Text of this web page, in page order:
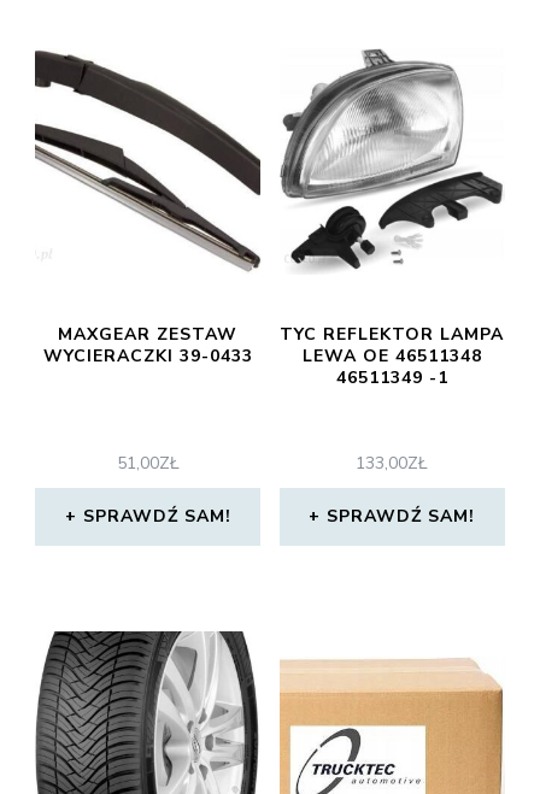
MAXGEAR ZESTAW
WYCIERACZKI 39-0433
51,00ZŁ
SPRAWDŹ SAM!
TYC REFLEKTOR LAMPA
LEWA OE 46511348
46511349 -1
133,00ZŁ
SPRAWDŹ SAM!